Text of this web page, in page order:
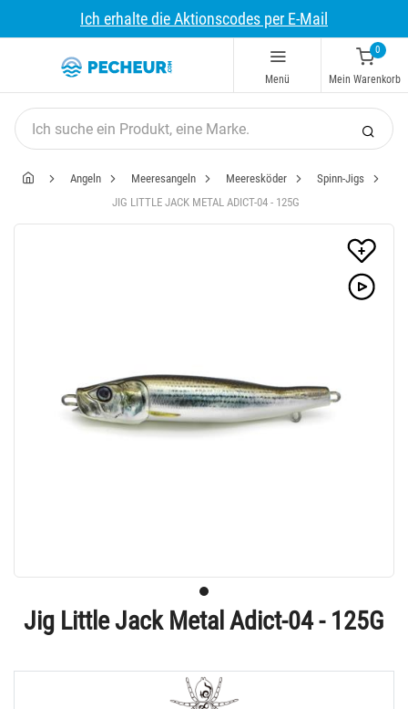
Ich erhalte die Aktionscodes per E-Mail
Menü
0
Mein Warenkorb
Angeln Meeresangeln Meeresköder
Spinn-Jigs
JIG LITTLE JACK METAL ADICT-04 - 125G
Jig Little Jack Metal Adict-04 - 125G